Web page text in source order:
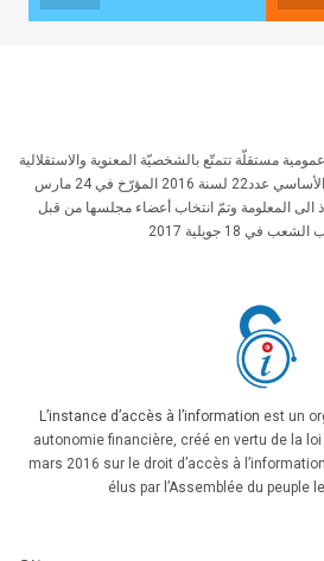
مستقلّة تتمتّع بالشخصيّة المعنوية والاستقلالية
المالية أحدثت بموجب القانون الأساسي عدد22 لسنة 2016 المؤرّخ في 24 مارس
الى المعلومة وتمّ انتخاب أعضاء مجلسها من قبل
في 18 جويلية 2017
L’instance d’accès à l’information est un
autonomie financière, créé en vertu de la
mars 2016 sur le droit d’accès à
élus par l’Assemblée du peuple